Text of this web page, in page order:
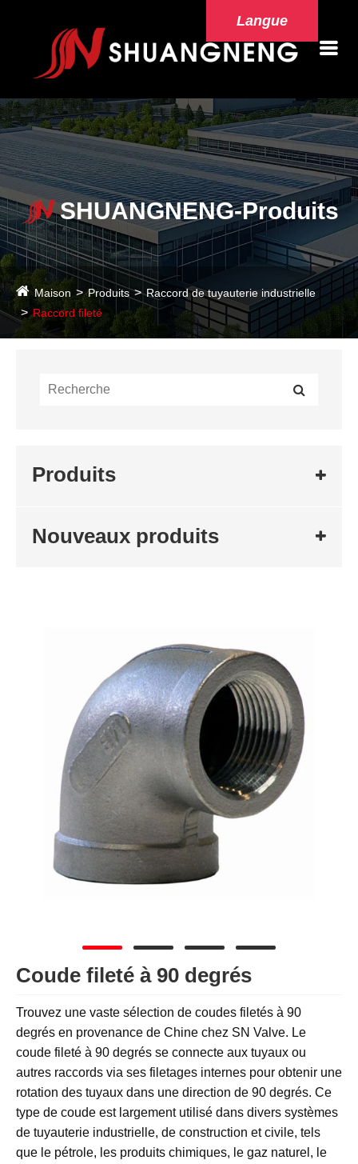
Langue
SHUANGNENG-Produits
Maison Produits
Raccord de tuyauterie industrielle
Raccord fileté
Produits
Nouveaux produits
Coude fileté à 90 degrés
Trouvez une vaste sélection de coudes filetés à 90
degrés en provenance de Chine chez SN Valve. Le
coude fileté à 90 degrés se connecte aux tuyaux ou
autres raccords via ses filetages internes pour obtenir une
rotation des tuyaux dans une direction de 90 degrés. Ce
type de coude est largement utilisé dans divers systèmes
de tuyauterie industrielle, de construction et civile, tels
que le pétrole, les produits chimiques, le gaz naturel, le